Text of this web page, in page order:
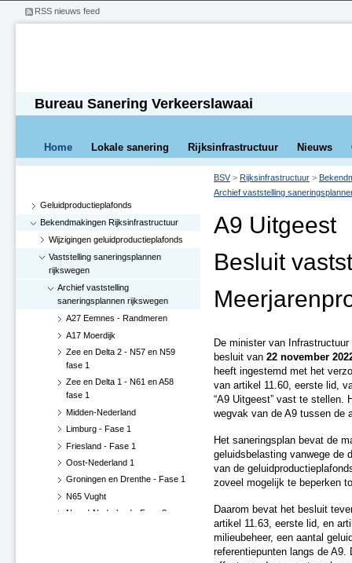
Bureau Sanering Verkeerslawaai
Home Lokale sanering Rijksinfrastructuur Nieuws
BSV> Rijksinfrastructuur >
Archief vaststelling
A9 Uitgeest
Besluit
De minister van
besluit van 22 november
heeft ingestemd met het
van artikel 11.60, eerste lid,
“A9 Uitgeest” vast te stellen.
wegvak van de A9 tussen de
Het saneringsplan bevat de
geluidsbelasting vanwege de
van de
zoveel mogelijk te beperken
Daarom bevat het besluit
artikel 11.63, eerste lid, en
milieubeheer, een aantal
referentiepunten langs de A9.
Geluidproductieplafonds
Bekendmakingen Rijksinfrastructuur
Wijzigingen geluidproductieplafonds
Vaststelling saneringsplannen
rijkswegen
Archief vaststelling
saneringsplannen rijkswegen
A27 Eemnes - Randmeren
A17 Moerdijk
Zee en Delta 2 - N57 en N59
fase 1
Zee en Delta 1 - N61 en A58
fase 1
Midden-Nederland
Limburg - Fase 1
Friesland - Fase 1
Oost-Nederland 1
Groningen en Drenthe - Fase 1
N65 Vught
Noord-Nederland - Fase 2
RSS nieuws feed